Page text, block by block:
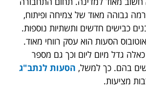
גבוהה מאוד של צמיחה ופיתוח,
כבישים חדשים ותשתיות נוספות.
הסעות הוא עסק רווחי מאוד.
גדל מיום ליום וכך גם מספר
בהם. כך למשל, הסעות לנתב"ג
מציעות.